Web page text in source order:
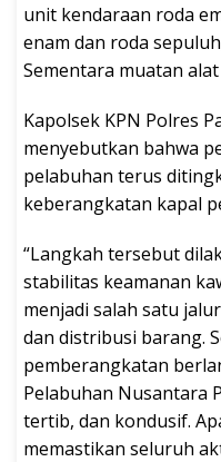
unit kendaraan roda
enam dan roda
Sementara muatan
Kapolsek KPN Polres
menyebutkan bahwa
pelabuhan terus
keberangkatan kapal
“Langkah tersebut
stabilitas keamanan
menjadi salah satu
dan distribusi barang.
pemberangkatan
Pelabuhan Nusantara
tertib, dan kondusif.
memastikan seluruh